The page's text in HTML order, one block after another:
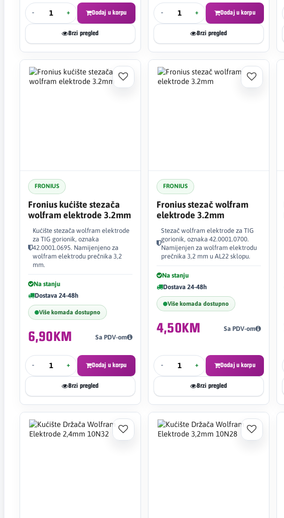
- + Dodaj u korpu
Brzi pregled
- + Dodaj u korpu
Brzi pregled
FRONIUS
Fronius kućište stezača
wolfram elektrode 3.2mm
Kućište stezača wolfram elektrode
za TIG gorionik, oznaka
42.0001.0695. Namijenjeno za
wolfram elektrodu prečnika 3,2
mm.
Na stanju
Dostava 24-48h
Više komada dostupno
6,90KM Sa PDV-om
- + Dodaj u korpu
Brzi pregled
FRONIUS
Fronius stezač wolfram
elektrode 3.2mm
Stezač wolfram elektrode za TIG
gorionik, oznaka 42.0001.0700.
Namijenjen za wolfram elektrodu
prečnika 3,2 mm u AL22 sklopu.
Na stanju
Dostava 24-48h
Više komada dostupno
4,50KM Sa PDV-om
- + Dodaj u korpu
Brzi pregled